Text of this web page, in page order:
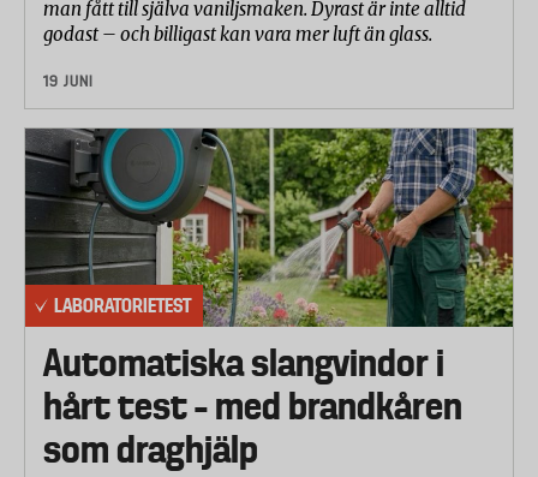
man fått till själva vaniljsmaken. Dyrast är inte alltid
godast – och billigast kan vara mer luft än glass.
19 JUNI
LABORATORIETEST
Automatiska slangvindor i
hårt test – med brandkåren
som draghjälp